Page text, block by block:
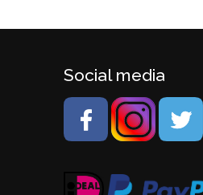
Social media